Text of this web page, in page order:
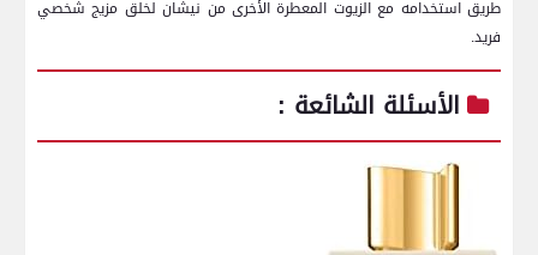
طريق استخدامه مع الزيوت المعطرة‍ الأخرى من نيشان لخلق مزيج شخصي
فريد.
الأسئلة الشائعة :